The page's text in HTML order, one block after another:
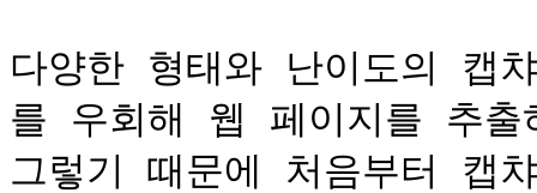
다양한 형태와 난이도의 캡
를 우회해 웹 페이지를 추
그렇기 때문에 처음부터 캡